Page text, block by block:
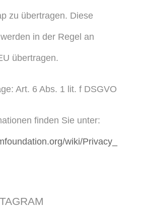
zu übertragen. Diese
in der Regel an
übertragen.
Art. 6 Abs. 1 lit. f DSGVO
finden Sie unter:
wiki/Privacy_